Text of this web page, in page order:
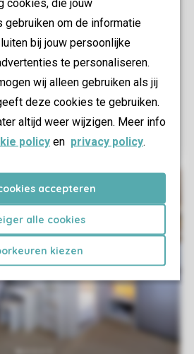
gebruiken om de informatie
bij jouw persoonlijke
te personaliseren.
wij alleen gebruiken als jij
deze cookies te gebruiken.
altijd weer wijzigen. Meer info
policy en privacy policy.
accepteren
alle cookies
kiezen